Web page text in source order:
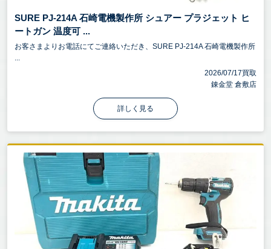
SURE PJ-214A 石崎電機製作所 シュアー プラジェット ヒ
ートガン 温度可 ...
お客さまよりお電話にてご連絡いただき、SURE PJ-214A 石崎電機製作所
...
2026/07/17買取
錬金堂 倉敷店
詳しく見る